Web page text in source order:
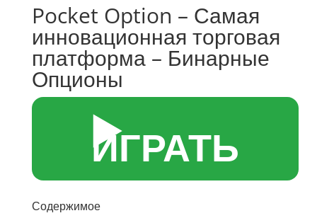
Pocket Option – Самая
инновационная торговая
платформа – Бинарные
Опционы
▶️
ИГРАТЬ
Содержимое